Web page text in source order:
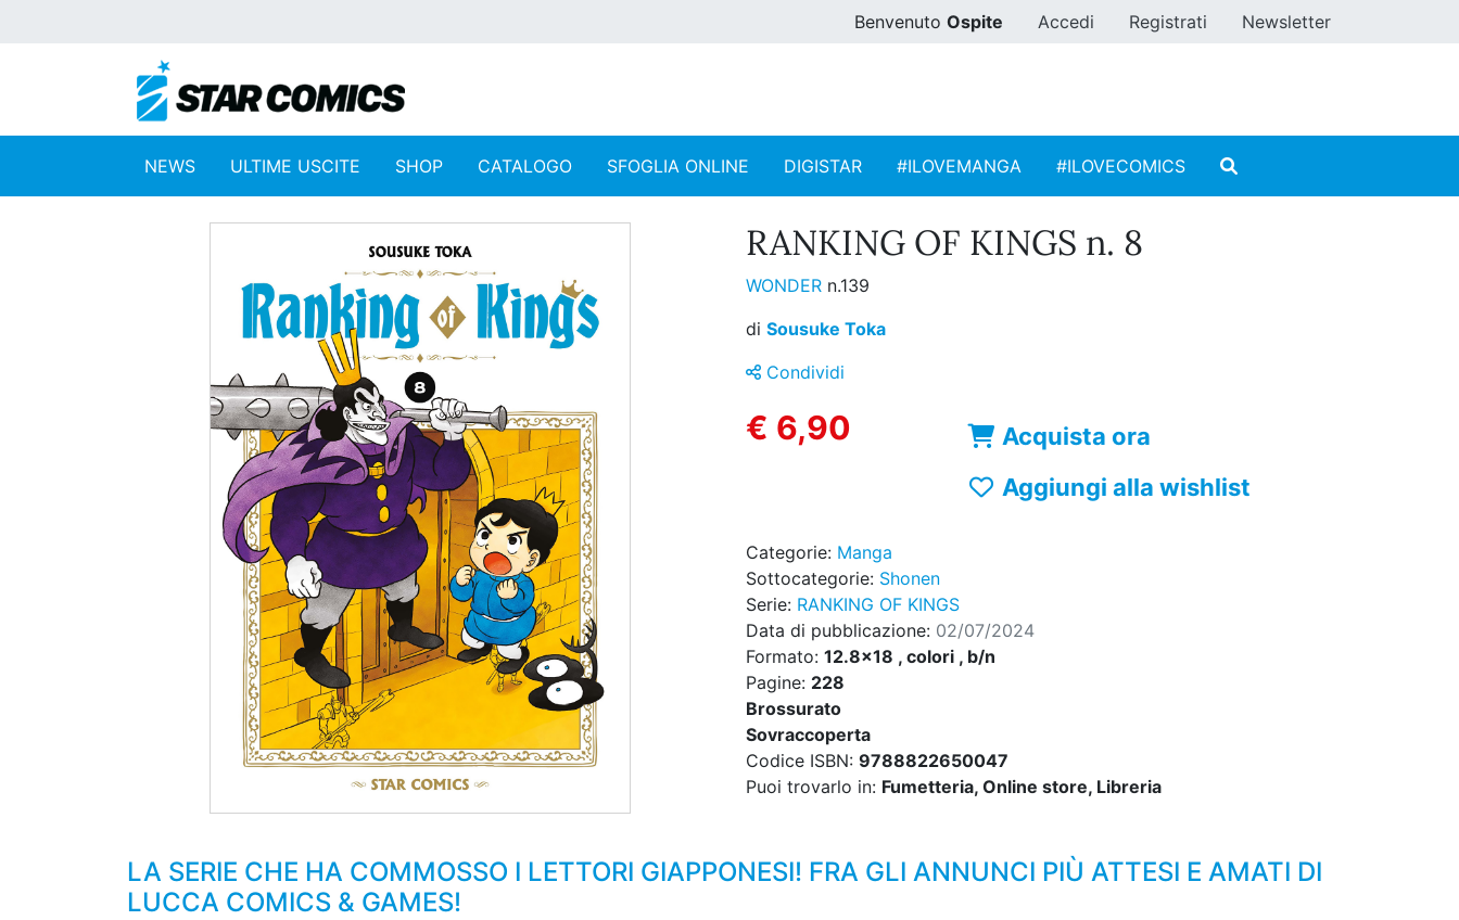
Benvenuto Ospite Accedi Registrati Newsletter
NEWS ULTIME USCITE SHOP CATALOGO SFOGLIA ONLINE DIGISTAR #ILOVEMANGA #ILOVECOMICS
RANKING OF KINGS n. 8
WONDER n.139
di Sousuke Toka
Condividi
€ 6,90
Acquista ora
Aggiungi alla wishlist
Categorie: Manga
Sottocategorie: Shonen
Serie: RANKING OF KINGS
Data di pubblicazione: 02/07/2024
Formato: 12.8x18 , colori , b/n
Pagine: 228
Brossurato
Sovraccoperta
Codice ISBN: 9788822650047
Puoi trovarlo in: Fumetteria, Online store, Libreria
LA SERIE CHE HA COMMOSSO I LETTORI GIAPPONESI! FRA GLI ANNUNCI PIÙ ATTESI E AMATI DI
LUCCA COMICS & GAMES!